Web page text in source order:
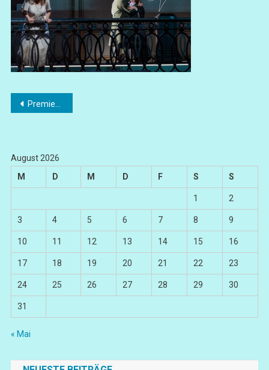
Beitragsnavigation
Premiere „Pique Dame“
August 2026
M
D M D F S S
1 2
3 4 5 6 7 8 9
10 11 12 13 14 15 16
17 18 19 20 21 22 23
24 25 26 27 28 29 30
31
« Mai